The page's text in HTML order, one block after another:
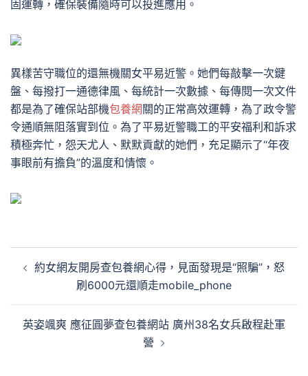
固運轉，確保裝備隨時可以投進應用。
異樣苦守職位的還無機關女平易近警。她們每敲擊一次鍵
盤、每撥打一通德律風、每統計一次數據、每傳閱一次文件
都是為了確保站部機包養網 關的正常高效運轉，為了政令警
令通順無阻落實到位。為了平易近警職工的平安福利和訴求
積極奔忙，怨天尤人、默默貢獻的她們，充足顯示了“年夜
事眼前有擔負”的溫度和情懷。
章
覽
約女網友開房查包養網心得，見面發現是“照騙”，怒
刷6000元還順走mobile_phone
英姿颯爽 應征圓夢查包養網站 廣州38名女兵啟程赴軍
營